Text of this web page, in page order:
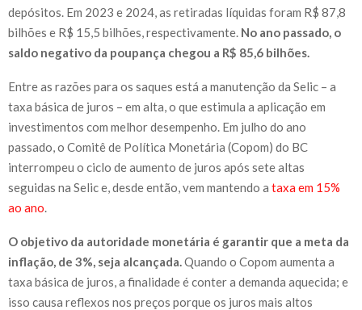
depósitos. Em 2023 e 2024, as retiradas líquidas foram R$ 87,8
bilhões e R$ 15,5 bilhões, respectivamente. No ano passado, o
saldo negativo da poupança chegou a R$ 85,6 bilhões.
Entre as razões para os saques está a manutenção da Selic – a
taxa básica de juros – em alta, o que estimula a aplicação em
investimentos com melhor desempenho. Em julho do ano
passado, o Comitê de Política Monetária (Copom) do BC
interrompeu o ciclo de aumento de juros após sete altas
seguidas na Selic e, desde então, vem mantendo a taxa em 15%
ao ano
O objetivo da autoridade monetária é garantir que a meta da
inflação, de 3%, seja alcançada. Quando o Copom aumenta a
taxa básica de juros, a finalidade é conter a demanda aquecida; e
isso causa reflexos nos preços porque os juros mais altos